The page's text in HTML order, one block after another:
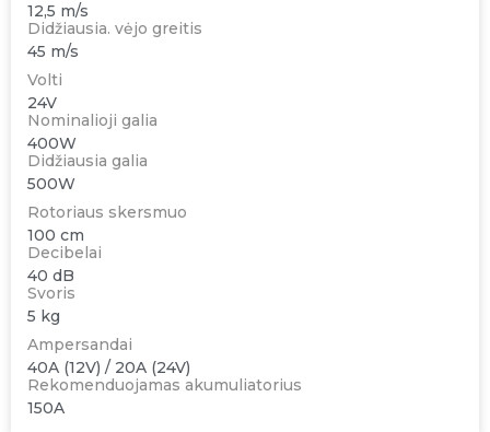
12,5 m/s
Didžiausia. vėjo greitis
45 m/s
Volti
24V
Nominalioji galia
400W
Didžiausia galia
500W
Rotoriaus skersmuo
100 cm
Decibelai
40 dB
Svoris
5 kg
Ampersandai
40A (12V) / 20A (24V)
Rekomenduojamas akumuliatorius
150A